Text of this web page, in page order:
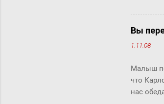
Вы
1.11.08
Малыш
что
нас